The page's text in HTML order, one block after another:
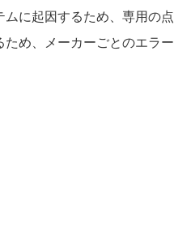
に起因するため、専用の点
め、メーカーごとのエラー